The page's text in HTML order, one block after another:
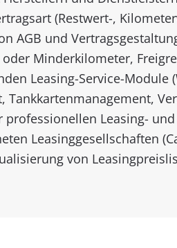
(Restwert-,
AGB und
Minderkilometer,
Leasing-Service-Module
Tankkartenmanagement,
Leasing-
Leasinggesellschaften
von